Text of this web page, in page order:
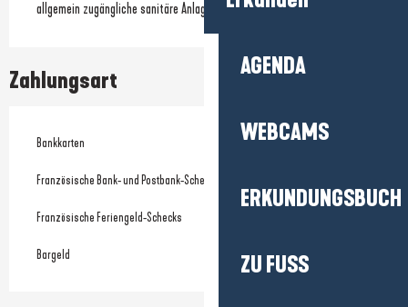
AGENDA
WEBCAMS
ERKUNDUNGSBUCH
ZU FUSS
allgemein zugängliche sanitäre Anlagen
Zahlungsart
Bankkarten
Französische Bank- und Postbank-Schecks
Französische Feriengeld-Schecks
Bargeld